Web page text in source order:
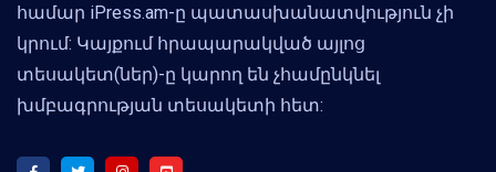
համար iPress.am-ը պատասխանատվություն չի
կրում: Կայքում հրապարակված այլոց
տեսակետ(ներ)-ը կարող են չհամընկնել
խմբագրության տեսակետի հետ: